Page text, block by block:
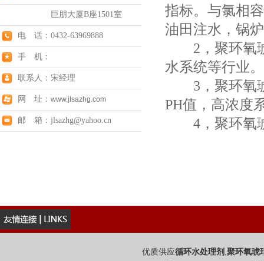
巨朋大厦B座1501室
电 话：0432-63969888
手 机：
联系人：宋经理
网 址： www.jlsazhg.com
邮 箱：jlsazhg@yahoo.cn
指标。与氯相
油田注水，锅
2，聚环氧琥
水系统等行业。
3，聚环氧琥
PH值，高浓度
4，聚环氧琥
优质供应循环水处理剂 ,聚环氧琥